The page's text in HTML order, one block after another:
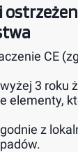
CE
3 roku
elementy,
z